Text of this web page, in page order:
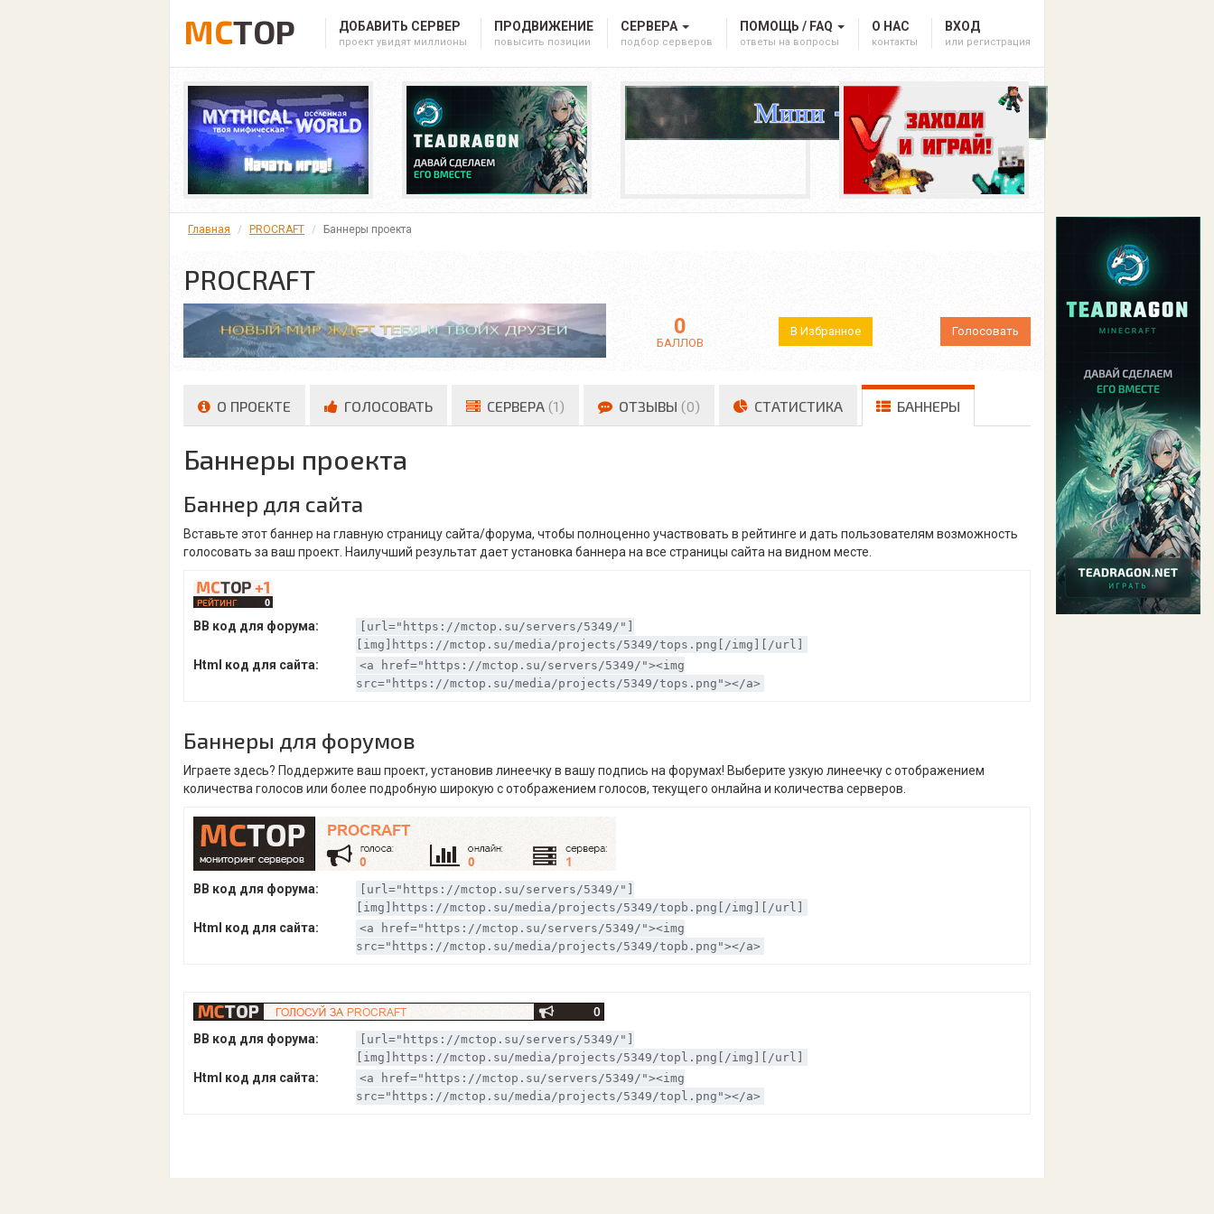
MCTOP ДОБАВИТЬ СЕРВЕР
проект увидят миллионы
ПРОДВИЖЕНИЕ
повысить позиции
СЕРВЕРА
подбор серверов
ПОМОЩЬ / FAQ
ответы на вопросы
О НАС
контакты
ВХОД
или регистрация
Главная PROCRAFT Баннеры проекта
PROCRAFT
0
БАЛЛОВ
В Избранное Голосовать
О ПРОЕКТЕ ГОЛОСОВАТЬ СЕРВЕРА (1) ОТЗЫВЫ (0) СТАТИСТИКА БАННЕРЫ
Баннеры проекта
Баннер для сайта
Вставьте этот баннер на главную страницу сайта/форума, чтобы полноценно участвовать в рейтинге и дать пользователям возможность
голосовать за ваш проект. Наилучший результат дает установка баннера на все страницы сайта на видном месте.
BB код для форума:
[url="https://mctop.su/servers/5349/"]
[img]https://mctop.su/media/projects/5349/tops.png[/img][/url]
Html код для сайта:
<a href="https://mctop.su/servers/5349/"><img
src="https://mctop.su/media/projects/5349/tops.png"></a>
Баннеры для форумов
Играете здесь? Поддержите ваш проект, установив линеечку в вашу подпись на форумах! Выберите узкую линеечку с отображением
количества голосов или более подробную широкую с отображением голосов, текущего онлайна и количества серверов.
BB код для форума:
[url="https://mctop.su/servers/5349/"]
[img]https://mctop.su/media/projects/5349/topb.png[/img][/url]
Html код для сайта:
<a href="https://mctop.su/servers/5349/"><img
src="https://mctop.su/media/projects/5349/topb.png"></a>
BB код для форума:
[url="https://mctop.su/servers/5349/"]
[img]https://mctop.su/media/projects/5349/topl.png[/img][/url]
Html код для сайта:
<a href="https://mctop.su/servers/5349/"><img
src="https://mctop.su/media/projects/5349/topl.png"></a>